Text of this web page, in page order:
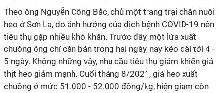
Theo ông Nguyễn Công Bắc, chủ một trang trại chăn nuôi
heo ở Sơn La, do ảnh hưởng của dịch bệnh COVID-19 nên
tiêu thụ gặp nhiều khó khăn. Trước đây, một lứa xuất
chuồng ông chỉ cần bán trong hai ngày, nay kéo dài tới 4 -
5 ngày. Không những vậy, nhu cầu tiêu thụ giảm khiến giá
thịt heo giảm mạnh. Cuối tháng 8/2021, giá heo xuất
chuồng ở mức 51.000 - 52.000 đồng/kg, hiện giảm còn